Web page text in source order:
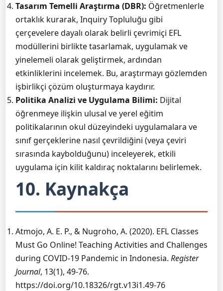
Tasarım Temelli Araştırma (DBR): Öğretmenlerle
ortaklık kurarak, Inquiry Topluluğu gibi
çerçevelere dayalı olarak belirli çevrimiçi EFL
modüllerini birlikte tasarlamak, uygulamak ve
yinelemeli olarak geliştirmek, ardından
etkinliklerini incelemek. Bu, araştırmayı gözlemden
işbirlikçi çözüm oluşturmaya kaydırır.
Politika Analizi ve Uygulama Bilimi: Dijital
öğrenmeye ilişkin ulusal ve yerel eğitim
politikalarının okul düzeyindeki uygulamalara ve
sınıf gerçeklerine nasıl çevrildiğini (veya çeviri
sırasında kaybolduğunu) inceleyerek, etkili
uygulama için kilit kaldıraç noktalarını belirlemek.
10. Kaynakça
Atmojo, A. E. P., & Nugroho, A. (2020). EFL Classes
Must Go Online! Teaching Activities and Challenges
during COVID-19 Pandemic in Indonesia. Register
Journal, 13(1), 49-76.
https://doi.org/10.18326/rgt.v13i1.49-76